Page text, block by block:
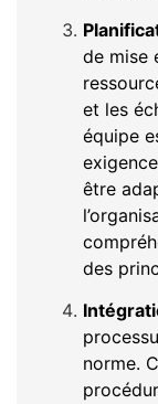
de mise
et les
équipe
être
des
norme.